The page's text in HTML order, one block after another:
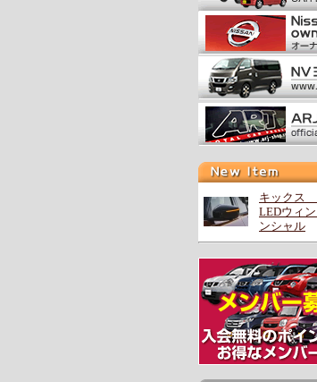
キックス
LEDウィ
ンシャル